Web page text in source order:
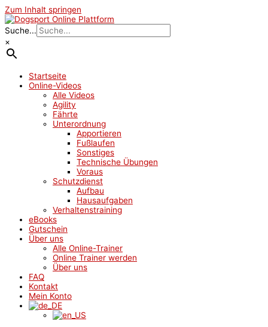
Zum Inhalt springen
Suche...
×
Startseite
Online-Videos
Alle Videos
Agility
Fährte
Unterordnung
Apportieren
Fußlaufen
Sonstiges
Technische Übungen
Voraus
Schutzdienst
Aufbau
Hausaufgaben
Verhaltenstraining
eBooks
Gutschein
Über uns
Alle Online-Trainer
Online Trainer werden
Über uns
FAQ
Kontakt
Mein Konto